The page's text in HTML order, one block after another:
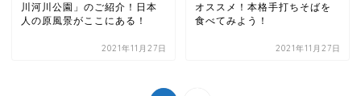
川河川公園」のご紹介！日本
人の原風景がここにある！
2021年11月27日
オススメ！本格手打ちそばを
食べてみよう！
2021年11月27日